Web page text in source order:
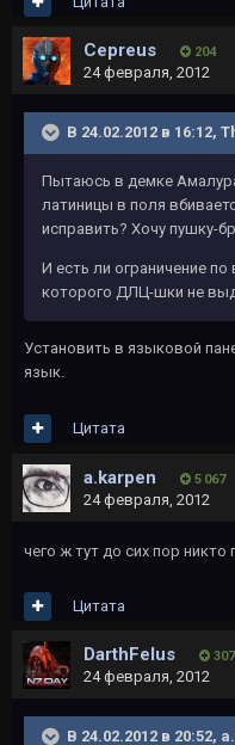
Cepreus 204
24 февраля, 2012
В 24.02.2012 в 16:12,
Пытаюсь в демке
латиницы в поля
исправить? Хочу пушку-
И есть ли ограничение
которого ДЛЦ-шки не
Установить в языковой
язык.
Цитата
a.karpen 5 067
24 февраля, 2012
чего ж тут до сих пор никто
Цитата
DarthFelus 307
24 февраля, 2012
В 24.02.2012 в 20:52,